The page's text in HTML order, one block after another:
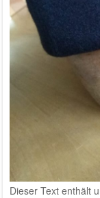
Dieser Text enthält